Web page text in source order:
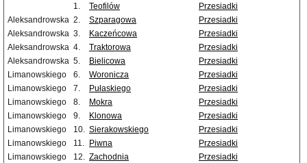
1.
Teofilów
Przesiadki
Aleksandrowska 2. Szparagowa
Przesiadki
Aleksandrowska 3. Kaczeńcowa
Przesiadki
Aleksandrowska 4. Traktorowa
Przesiadki
Aleksandrowska 5. Bielicowa
Przesiadki
Limanowskiego
6. Woronicza
Przesiadki
Limanowskiego
7. Pułaskiego
Przesiadki
Limanowskiego
8. Mokra
Przesiadki
Limanowskiego
9. Klonowa
Przesiadki
Limanowskiego
10. Sierakowskiego
Przesiadki
Limanowskiego
11. Piwna
Przesiadki
Limanowskiego
12. Zachodnia
Przesiadki